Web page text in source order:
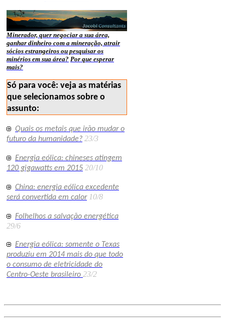
Minerador, quer negociar a sua área,
ganhar dinheiro com a mineração, atrair
sócios estrangeiros ou pesquisar os
minérios em sua área? Por que esperar
mais?
Só para você: veja as matérias
que selecionamos sobre o
assunto:
Quais os metais que irão mudar o
futuro da humanidade? 23/3
Energia eólica: chineses atingem
120 gigawatts em 2015 20/10
China: energia eólica excedente
será convertida em calor 10/8
Folhelhos a salvação energética
29/6
Energia eólica: somente o Texas
produziu em 2014 mais do que todo
o consumo de eletricidade do
Centro-Oeste brasileiro 23/2